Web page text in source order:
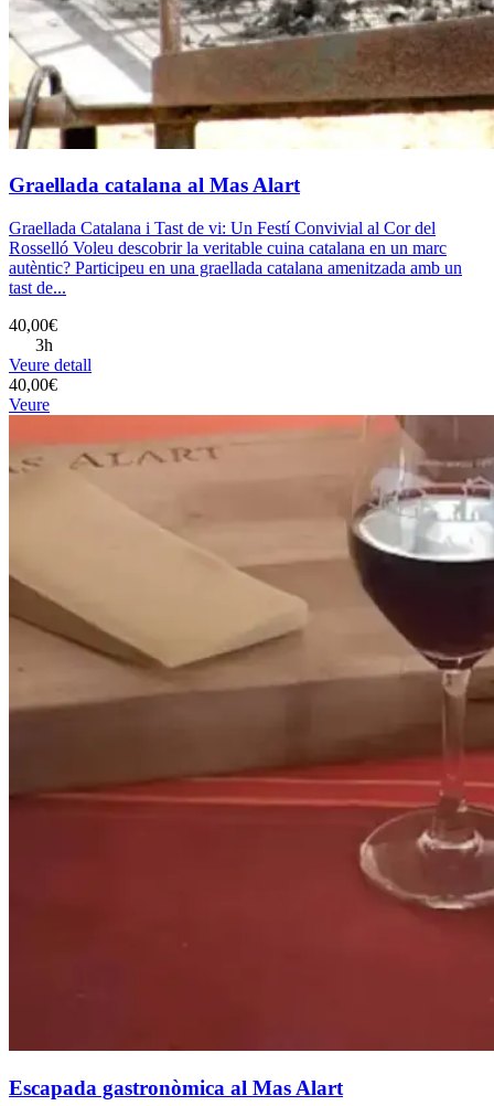
Graellada catalana al Mas Alart
Graellada Catalana i Tast de vi: Un Festí Convivial al Cor del
Rosselló Voleu descobrir la veritable cuina catalana en un marc
autèntic? Participeu en una graellada catalana amenitzada amb un
tast de...
40,00€
3h
Veure detall
40,00€
Veure
Escapada gastronòmica al Mas Alart